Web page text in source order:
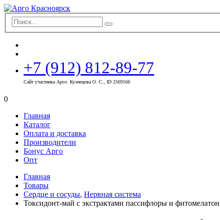
+7 (912) 812-89-77
Сайт участника Арго: Кузнецова О. С., ID 2569166
0
Главная
Каталог
Оплата и доставка
Производители
Бонус Арго
Опт
Главная
Товары
Сердце и сосуды, Нервная система
Токсидонт-май с экстрактами пассифлоры и